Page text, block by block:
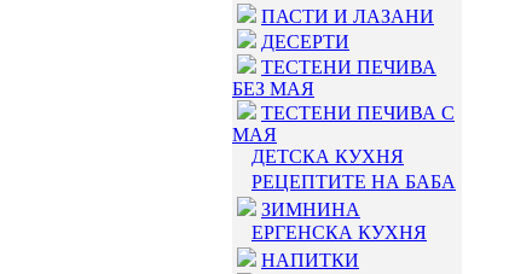
ПАСТИ И ЛАЗАНИ
ДЕСЕРТИ
ТЕСТЕНИ ПЕЧИВА
БЕЗ МАЯ
ТЕСТЕНИ ПЕЧИВА С
МАЯ
ДЕТСКА КУХНЯ
РЕЦЕПТИТЕ НА БАБА
ЗИМНИНА
ЕРГЕНСКА КУХНЯ
НАПИТКИ